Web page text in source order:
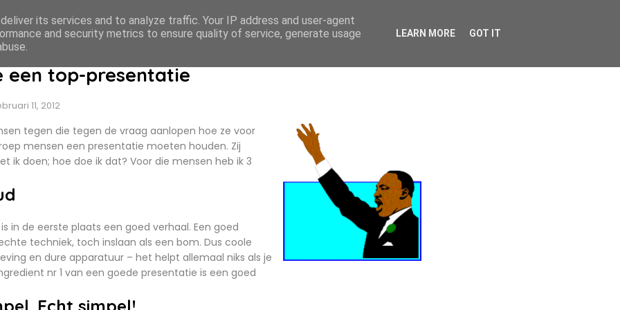
HOME
een top-presentatie
11, 2012
tegen die tegen de vraag aanlopen hoe ze voor
mensen een presentatie moeten houden. Zij
ik doen; hoe doe ik dat? Voor die mensen heb ik 3
in de eerste plaats een goed verhaal. Een goed
techniek, toch inslaan als een bom. Dus coole
en dure apparatuur – het helpt allemaal niks als je
nr 1 van een goede presentatie is een goed
l. Echt simpel!
its services and to analyze traffic. Your IP address and user-agent
and security metrics to ensure quality of service, generate usage
LEARN MORE GOT IT